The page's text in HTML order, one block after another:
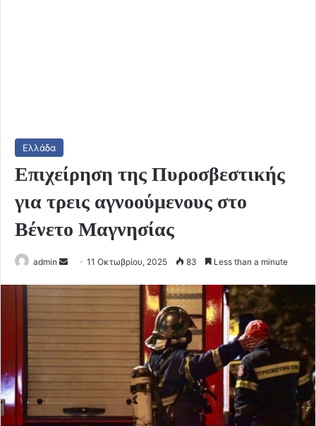
Ελλάδα
Επιχείρηση της Πυροσβεστικής
για τρεις αγνοούμενους στο
Βένετο Μαγνησίας
admin
Send
email
11 Οκτωβρίου, 2025 83 Less than a minute